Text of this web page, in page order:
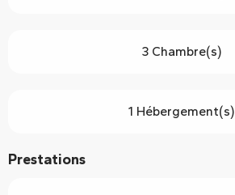
3 Chambre(s)
1 Hébergement(s)
Prestations